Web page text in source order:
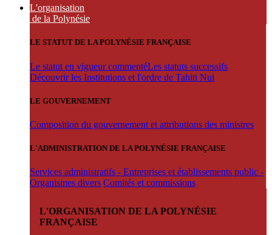
L'organisation
de la Polynésie
LE STATUT DE LA POLYNÉSIE FRANÇAISE
Le statut en vigueur commentéLes statuts successifs
Découvrir les Institutions et l'ordre de Tahiti Nui
LE GOUVERNEMENT
Composition du gouvernement et attributions des ministres
L'ADMINISTRATION DE LA POLYNÉSIE FRANÇAISE
Services administratifs - Entreprises et établissements public -
Organismes divers Comités et commissions
L'ORGANISATION DE LA POLYNÉSIE
FRANÇAISE